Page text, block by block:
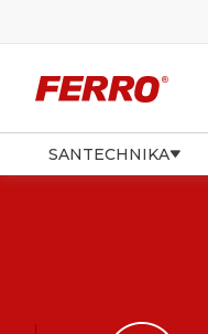
SANTECHNIKA